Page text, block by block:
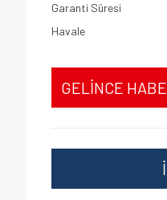
Garanti Süresi
Havale
GELİNCE